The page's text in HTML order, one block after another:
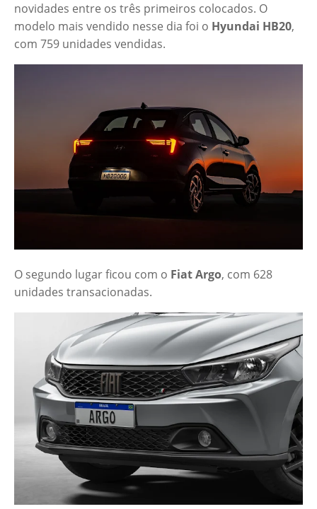
novidades entre os três primeiros colocados. O
modelo mais vendido nesse dia foi o Hyundai HB20,
com 759 unidades vendidas.
O segundo lugar ficou com o Fiat Argo, com 628
unidades transacionadas.